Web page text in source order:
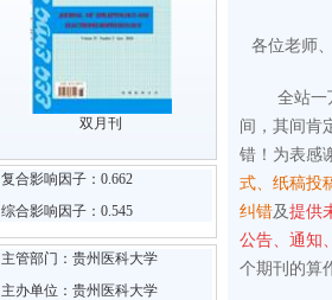
双月刊
复合影响因子：0.662
综合影响因子：0.545
主管部门：贵州医科大学
主办单位：贵州医科大学
各位老师
全站一
间，其间肯
错！为表感
式、纸稿投
纠错及提供
公告、通知
个期刊的算